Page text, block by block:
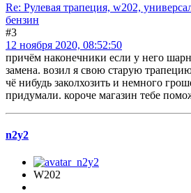
Re: Рулевая трапеция, w202,
бензин
#3
12 ноября 2020, 08:52:50
причём наконечники если у него
замена. возил я свою старую
чё нибудь заколхозить и немного
придумали. короче магазин тебе
n2y2
W202